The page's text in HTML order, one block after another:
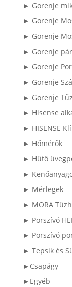
► Gorenje
► Gorenje
► Gorenje
► Gorenje
► Gorenje
► Gorenje
► Gorenje
► Hisense
► HISENSE
► Hőmérők
► Hűtő
►
► Mérlegek
► MORA
► Porszívó
► Porszívó
► Tepsik és
►Csapágy
►Egyéb